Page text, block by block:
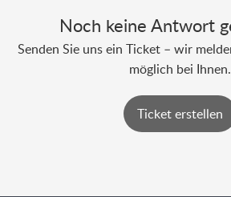
Noch keine Antwort
Senden Sie uns ein Ticket – wir
möglich bei Ihnen.
Ticket erstellen